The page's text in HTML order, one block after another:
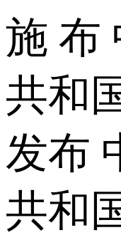
施 布
共和
发布
共和